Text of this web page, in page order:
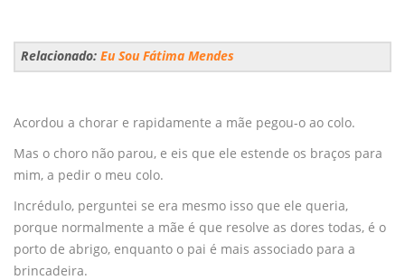
Relacionado: Eu Sou Fátima Mendes
Acordou a chorar e rapidamente a mãe pegou-o ao colo.
Mas o choro não parou, e eis que ele estende os braços para
mim, a pedir o meu colo.
Incrédulo, perguntei se era mesmo isso que ele queria,
porque normalmente a mãe é que resolve as dores todas, é o
porto de abrigo, enquanto o pai é mais associado para a
brincadeira.